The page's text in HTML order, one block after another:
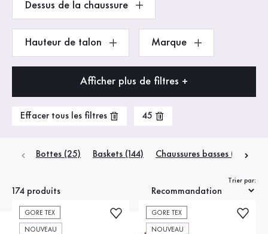
Dessus de la chaussure
Hauteur de talon Marque
Afficher plus de filtres +
Effacer tous les filtres 45
Bottes (25) Baskets (144) Chaussures basses (2)
174 produits
Trier par:
GORE TEX
NOUVEAU
GORE TEX
NOUVEAU